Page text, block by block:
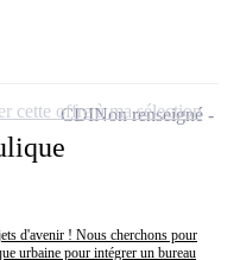
d'avenir ! Nous cherchons pour
urbaine pour intégrer un bureau
CDINon renseigné
cette offre à ma sélection